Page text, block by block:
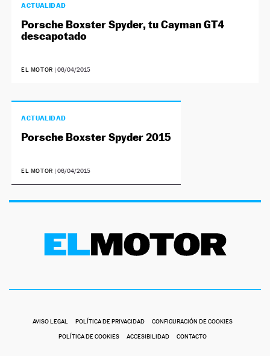
ACTUALIDAD
Porsche Boxster Spyder, tu Cayman GT4
descapotado
EL MOTOR | 06/04/2015
ACTUALIDAD
Porsche Boxster Spyder 2015
EL MOTOR | 06/04/2015
AVISO LEGAL POLÍTICA DE PRIVACIDAD CONFIGURACIÓN DE COOKIES
POLÍTICA DE COOKIES ACCESIBILIDAD CONTACTO